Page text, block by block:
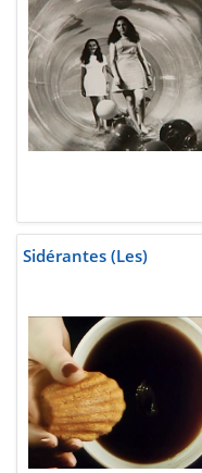
Sidérantes (Les)